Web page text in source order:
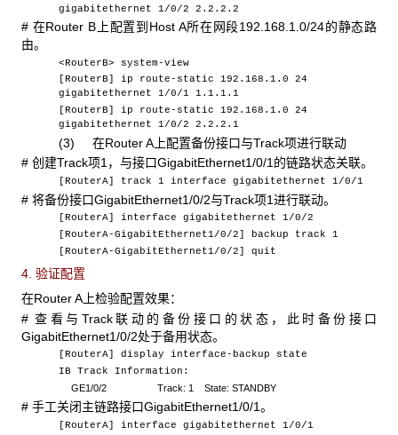
gigabitethernet 1/0/2 2.2.2.2
# 在Router B上配置到Host A所在网段192.168.1.0/24的静态路
由。
<RouterB> system-view
[RouterB] ip route-static 192.168.1.0 24
gigabitethernet 1/0/1 1.1.1.1
[RouterB] ip route-static 192.168.1.0 24
gigabitethernet 1/0/2 2.2.2.1
(3) 在Router A上配置备份接口与Track项进行联动
# 创建Track项1，与接口GigabitEthernet1/0/1的链路状态关联。
[RouterA] track 1 interface gigabitethernet 1/0/1
# 将备份接口GigabitEthernet1/0/2与Track项1进行联动。
[RouterA] interface gigabitethernet 1/0/2
[RouterA-GigabitEthernet1/0/2] backup track 1
[RouterA-GigabitEthernet1/0/2] quit
4. 验证配置
在Router A上检验配置效果：
# 查看与Track联动的备份接口的状态，此时备份接口
GigabitEthernet1/0/2处于备用状态。
[RouterA] display interface-backup state
IB Track Information:
GE1/0/2Track: 1 State: STANDBY
# 手工关闭主链路接口GigabitEthernet1/0/1。
[RouterA] interface gigabitethernet 1/0/1